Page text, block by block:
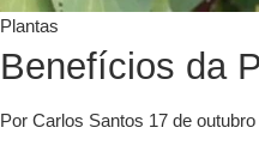
Plantas
Benefícios da
Por Carlos Santos 17 de